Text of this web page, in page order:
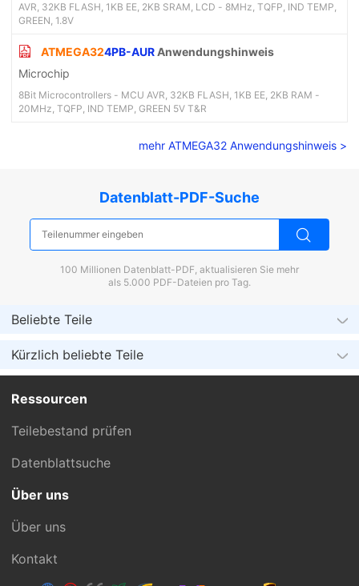
AVR, 32KB FLASH, 1KB EE, 2KB SRAM, LCD - 8MHz, TQFP, IND TEMP,
GREEN, 1.8V
ATMEGA324PB-AURAnwendungshinweis
Microchip
8Bit Microcontrollers - MCU AVR, 32KB FLASH, 1KB EE, 2KB RAM -
20MHz, TQFP, IND TEMP, GREEN 5V T&R
mehr ATMEGA32 Anwendungshinweis >
Datenblatt-PDF-Suche
100 Millionen Datenblatt-PDF, aktualisieren Sie mehr
als 5.000 PDF-Dateien pro Tag.
Beliebte Teile
Kürzlich beliebte Teile
Ressourcen
Teilebestand prüfen
Datenblattsuche
Über uns
Über uns
Kontakt